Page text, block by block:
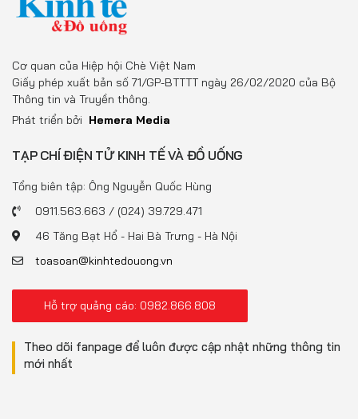
Cơ quan của Hiệp hội Chè Việt Nam
Giấy phép xuất bản số 71/GP-BTTTT ngày 26/02/2020 của Bộ
Thông tin và Truyền thông.
Phát triển bởi Hemera Media
TẠP CHÍ ĐIỆN TỬ KINH TẾ VÀ ĐỒ UỐNG
Tổng biên tập: Ông Nguyễn Quốc Hùng
0911.563.663 / (024) 39.729.471
46 Tăng Bạt Hổ - Hai Bà Trưng - Hà Nội
toasoan@kinhtedouong.vn
Hỗ trợ quảng cáo: 0982.866.808
Theo dõi fanpage để luôn được cập nhật những thông tin
mới nhất